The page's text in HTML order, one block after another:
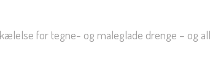
for tegne- og maleglade drenge – og